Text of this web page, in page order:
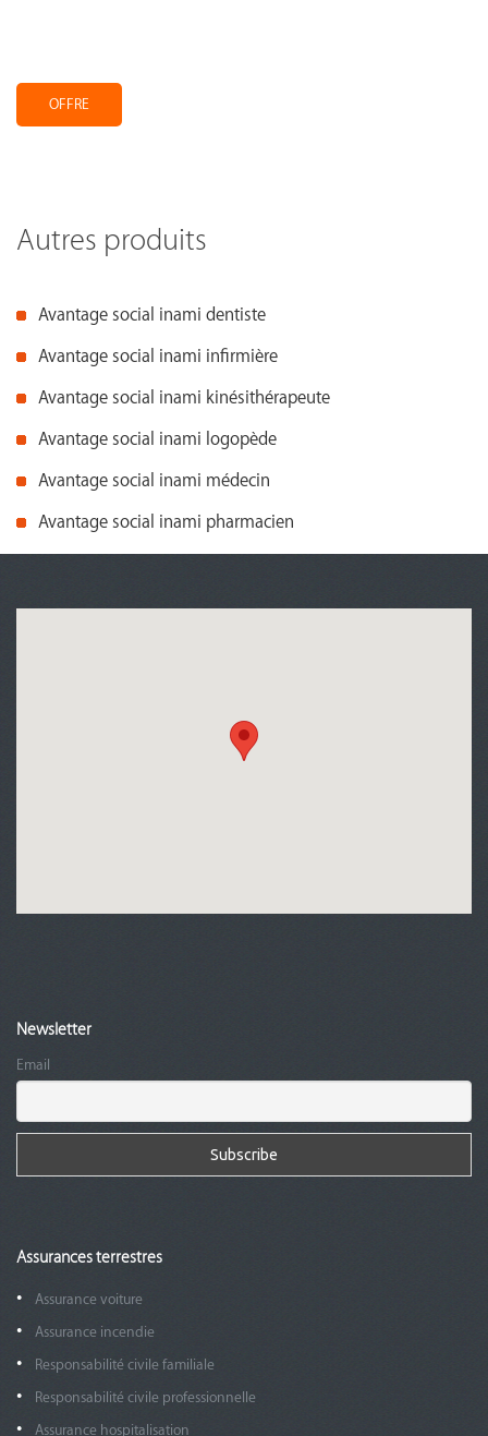
OFFRE
Autres produits
Avantage social inami dentiste
Avantage social inami infirmière
Avantage social inami kinésithérapeute
Avantage social inami logopède
Avantage social inami médecin
Avantage social inami pharmacien
Newsletter
Email
Assurances terrestres
Assurance voiture
Assurance incendie
Responsabilité civile familiale
Responsabilité civile professionnelle
Assurance hospitalisation